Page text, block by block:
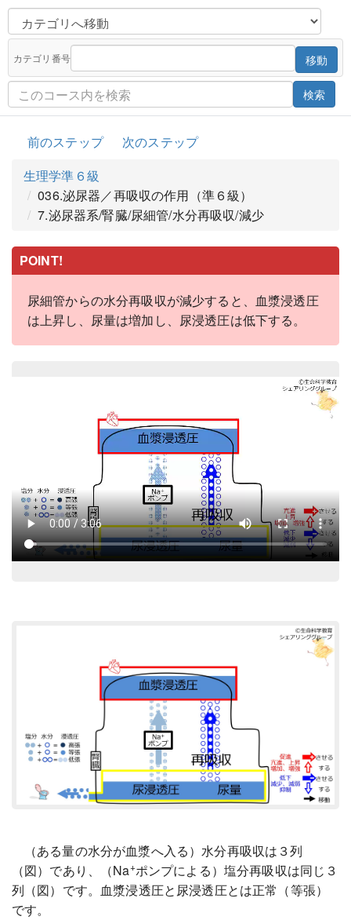
カテゴリ番号 移動
検索
前のステップ
次のステップ
生理学準６級
036.泌尿器／再吸収の作用（準６級）
7.泌尿器系/腎臓/尿細管/水分再吸収/減少
POINT!
尿細管からの水分再吸収が減少すると、血漿浸透圧
は上昇し、尿量は増加し、尿浸透圧は低下する。
（ある量の水分が血漿へ入る）水分再吸収は３列
（図）であり、（Na+ポンプによる）塩分再吸収は同じ３
列（図）です。血漿浸透圧と尿浸透圧とは正常（等張）
です。